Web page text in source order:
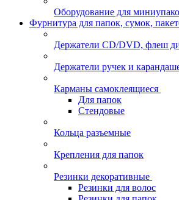
Оборудование для
Фурнитура для папок, сумок,
Держатели CD/DVD, флеш
Держатели ручек и
Карманы самоклеящиеся
Для папок
Стендовые
Кольца разъемные
Крепления для папок
Резинки декоративные
Резинки для волос